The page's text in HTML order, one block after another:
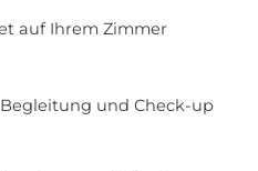
auf Ihrem Zimmer
und Check-up